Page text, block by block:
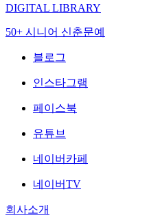
DIGITAL LIBRARY
50+ 시니어 신춘문예
블로그
인스타그램
페이스북
유튜브
네이버카페
네이버TV
회사소개